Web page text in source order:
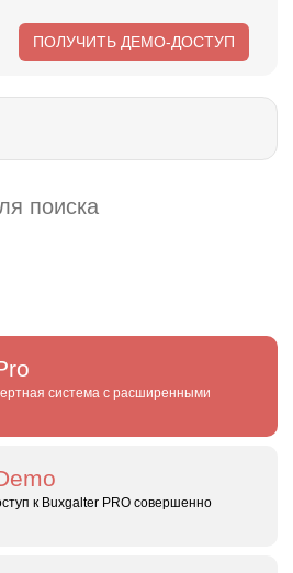
ПОЛУЧИТЬ ДЕМО-ДОСТУП
система с расширенными
к Buxgalter PRO совершенно